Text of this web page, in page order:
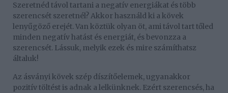
Szeretnéd távol tartani a negatív energiákat és több
szerencsét szeretnél? Akkor használd ki a kövek
lenyűgöző erejét. Van köztük olyan öt, ami távol tart tőled
minden negatív hatást és energiát, és bevonzza a
szerencsét. Lássuk, melyik ezek és mire számíthatsz
általuk!
Az ásványi kövek szép díszítőelemek, ugyanakkor
pozitív töltést is adnak a lelkünknek. Ezért szerencsés, ha